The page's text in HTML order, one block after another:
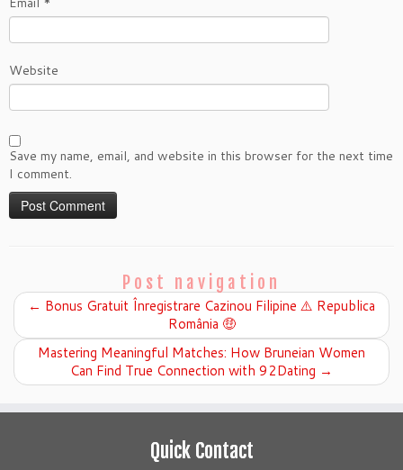
Website
Save my name, email, and website in this browser for the next time
I comment.
Post navigation
← Bonus Gratuit Înregistrare Cazinou Filipine ⚠️ Republica
România 🤑
Mastering Meaningful Matches: How Bruneian Women
Can Find True Connection with 92Dating →
Quick Contact